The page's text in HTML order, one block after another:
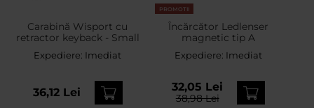
Carabină Wisport cu
retractor keyback - Small
Expediere: Imediat
36,12 Lei
PROMOTII
Încărcător Ledlenser
magnetic tip A
Expediere: Imediat
32,05 Lei
38,98 Lei